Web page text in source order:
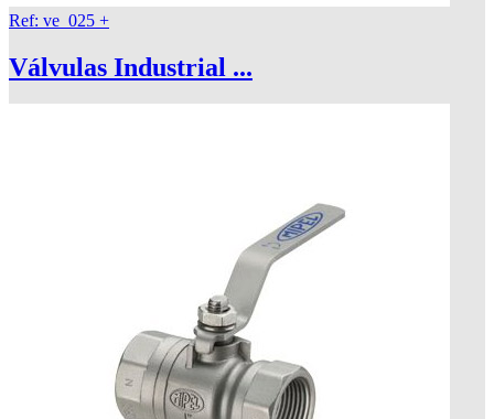
Ref: ve_025 +
Válvulas Industrial ...